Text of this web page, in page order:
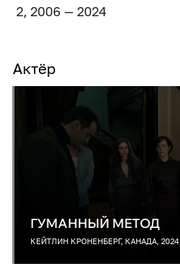
2, 2006 — 2024
Актёр
ГУМАННЫЙ МЕТОД
КЕЙТЛИН КРОНЕНБЕРГ, КАНАДА, 2024